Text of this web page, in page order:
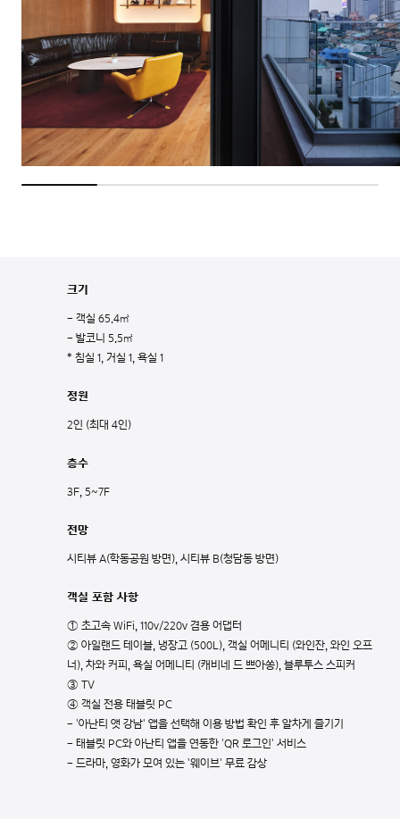
크기
- 객실 65.4㎡
- 발코니 5.5㎡
* 침실 1, 거실 1, 욕실 1
정원
2인 (최대 4인)
층수
3F, 5~7F
전망
시티뷰 A(학동공원 방면), 시티뷰 B(청담동 방면)
객실 포함 사항
① 초고속 WiFi, 110v/220v 겸용 어댑터
② 아일랜드 테이블, 냉장고 (500L), 객실 어메니티 (와인잔, 와인 오프
너), 차와 커피, 욕실 어메니티 (캐비네 드 쁘아쏭), 블루투스 스피커
③ TV
④ 객실 전용 태블릿 PC
- '아난티 앳 강남' 앱을 선택해 이용 방법 확인 후 알차게 즐기기
- 태블릿 PC와 아난티 앱을 연동한 'QR 로그인' 서비스
- 드라마, 영화가 모여 있는 '웨이브' 무료 감상